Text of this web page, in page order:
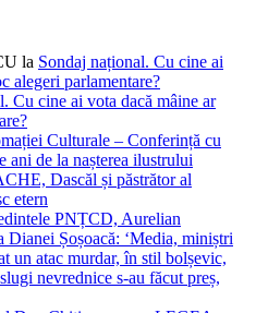
la Sondaj național. Cu cine ai
alegeri parlamentare?
Cu cine ai vota dacă mâine ar
Culturale – Conferință cu
ani de la nașterea ilustrului
Dascăl și păstrător al
etern
PNȚCD, Aurelian
Dianei Șoșoacă: ‘Media, miniștri
un atac murdar, în stil bolșevic,
nevrednice s-au făcut preș,